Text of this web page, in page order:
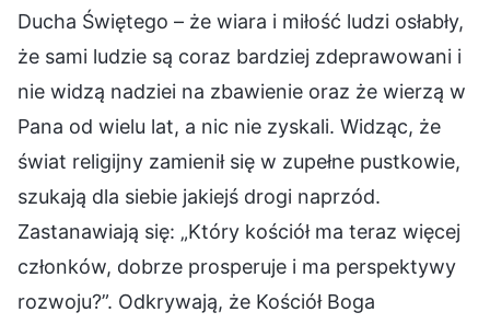
Ducha Świętego – że wiara i miłość ludzi osłabły,
że sami ludzie są coraz bardziej zdeprawowani i
nie widzą nadziei na zbawienie oraz że wierzą w
Pana od wielu lat, a nic nie zyskali. Widząc, że
świat religijny zamienił się w zupełne pustkowie,
szukają dla siebie jakiejś drogi naprzód.
Zastanawiają się: „Który kościół ma teraz więcej
członków, dobrze prosperuje i ma perspektywy
rozwoju?”. Odkrywają, że Kościół Boga